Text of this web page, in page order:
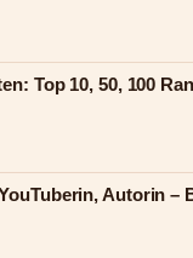
Top 10, 50, 100
Autorin –